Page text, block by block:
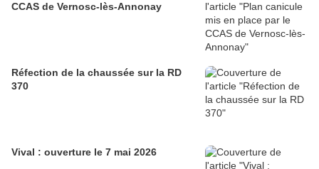
CCAS de Vernosc-lès-Annonay
Réfection de la chaussée sur la RD
370
Vival : ouverture le 7 mai 2026